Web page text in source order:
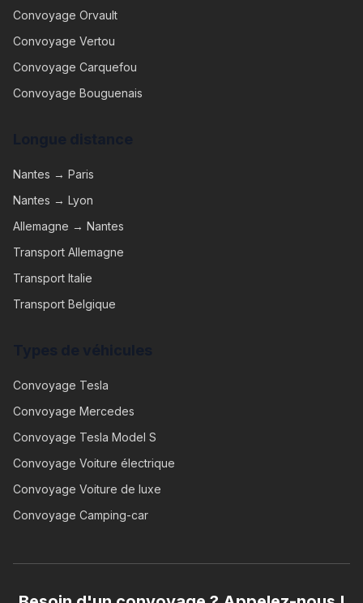
Convoyage Orvault
Convoyage Vertou
Convoyage Carquefou
Convoyage Bouguenais
Nantes → Paris
Nantes → Lyon
Allemagne → Nantes
Transport Allemagne
Transport Italie
Transport Belgique
Convoyage Tesla
Convoyage Mercedes
Convoyage Tesla Model S
Convoyage Voiture électrique
Convoyage Voiture de luxe
Convoyage Camping-car